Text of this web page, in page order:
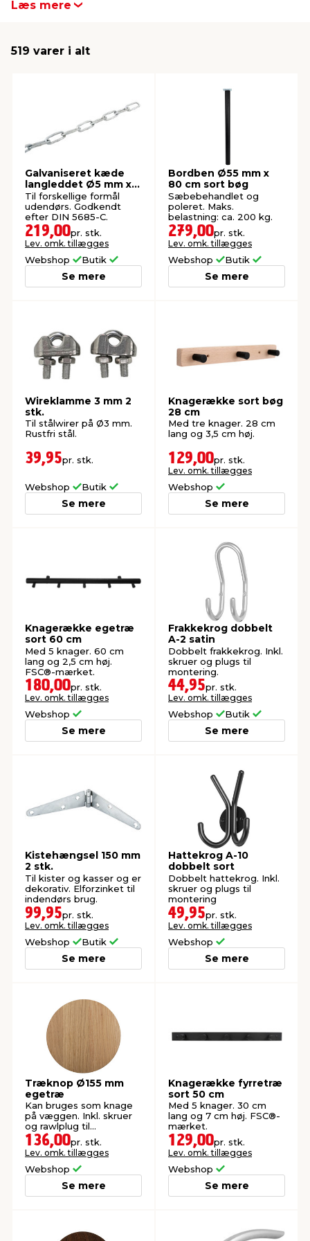
& ukrudt
& standere
Læs mere
519 varer i alt
Galvaniseret kæde
langleddet Ø5 mm x 5
meter
Til forskellige formål
udendørs. Godkendt
efter DIN 5685-C.
219,00pr. stk.
Lev. omk. tillægges
Webshop Butik
Se mere
Bordben Ø55 mm x
80 cm sort bøg
Sæbebehandlet og
poleret. Maks.
belastning: ca. 200 kg.
279,00pr. stk.
Lev. omk. tillægges
Webshop Butik
Se mere
Wireklamme 3 mm 2
stk.
Til stålwirer på Ø3 mm.
Rustfri stål.
39,95pr. stk.
Webshop Butik
Se mere
Knagerække sort bøg
28 cm
Med tre knager. 28 cm
lang og 3,5 cm høj.
129,00pr. stk.
Lev. omk. tillægges
Webshop
Se mere
Knagerække egetræ
sort 60 cm
Med 5 knager. 60 cm
lang og 2,5 cm høj.
FSC®-mærket.
180,00pr. stk.
Lev. omk. tillægges
Webshop
Se mere
Frakkekrog dobbelt
A-2 satin
Dobbelt frakkekrog. Inkl.
skruer og plugs til
montering.
44,95pr. stk.
Lev. omk. tillægges
Webshop Butik
Se mere
Kistehængsel 150 mm
2 stk.
Til kister og kasser og er
dekorativ. Elforzinket til
indendørs brug.
99,95pr. stk.
Lev. omk. tillægges
Webshop Butik
Se mere
Hattekrog A-10
dobbelt sort
Dobbelt hattekrog. Inkl.
skruer og plugs til
montering
49,95pr. stk.
Lev. omk. tillægges
Webshop
Se mere
Træknop Ø155 mm
egetræ
Kan bruges som knage
på væggen. Inkl. skruer
og rawlplug til
montering. FSC®-
mærket.
136,00pr. stk.
Lev. omk. tillægges
Webshop
Se mere
Knagerække fyrretræ
sort 50 cm
Med 5 knager. 30 cm
lang og 7 cm høj. FSC®-
mærket.
129,00pr. stk.
Lev. omk. tillægges
Webshop
Se mere